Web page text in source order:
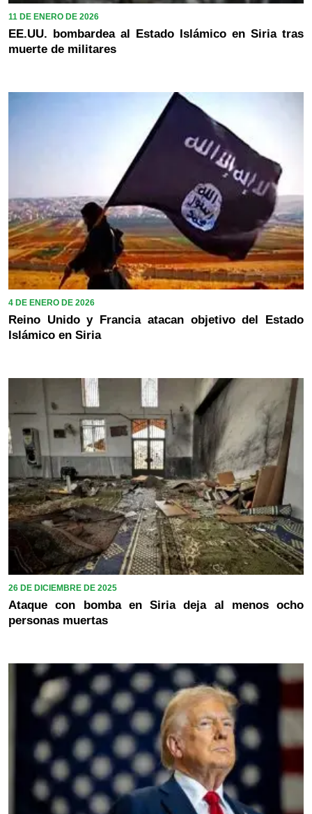
11 DE ENERO DE 2026
EE.UU. bombardea al Estado Islámico en Siria tras
muerte de militares
4 DE ENERO DE 2026
Reino Unido y Francia atacan objetivo del Estado
Islámico en Siria
26 DE DICIEMBRE DE 2025
Ataque con bomba en Siria deja al menos ocho
personas muertas